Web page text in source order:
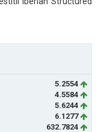
5.2554
4.5584
5.6244
6.1277
632.7824